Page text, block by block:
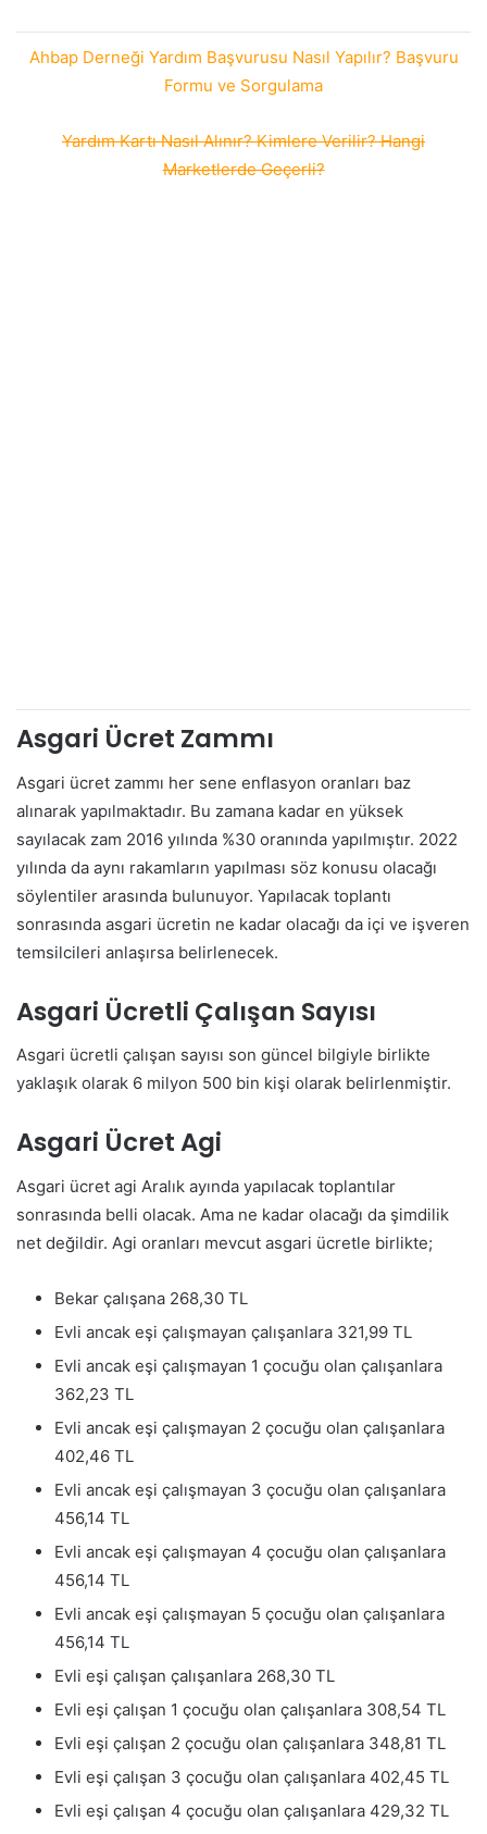
Ahbap Derneği Yardım Başvurusu Nasıl Yapılır? Başvuru
Formu ve Sorgulama
Yardım Kartı Nasıl Alınır? Kimlere Verilir? Hangi
Marketlerde Geçerli?
Asgari Ücret Zammı
Asgari ücret zammı her sene enflasyon oranları baz
alınarak yapılmaktadır. Bu zamana kadar en yüksek
sayılacak zam 2016 yılında %30 oranında yapılmıştır. 2022
yılında da aynı rakamların yapılması söz konusu olacağı
söylentiler arasında bulunuyor. Yapılacak toplantı
sonrasında asgari ücretin ne kadar olacağı da içi ve işveren
temsilcileri anlaşırsa belirlenecek.
Asgari Ücretli Çalışan Sayısı
Asgari ücretli çalışan sayısı son güncel bilgiyle birlikte
yaklaşık olarak 6 milyon 500 bin kişi olarak belirlenmiştir.
Asgari Ücret Agi
Asgari ücret agi Aralık ayında yapılacak toplantılar
sonrasında belli olacak. Ama ne kadar olacağı da şimdilik
net değildir. Agi oranları mevcut asgari ücretle birlikte;
Bekar çalışana 268,30 TL
Evli ancak eşi çalışmayan çalışanlara 321,99 TL
Evli ancak eşi çalışmayan 1 çocuğu olan çalışanlara
362,23 TL
Evli ancak eşi çalışmayan 2 çocuğu olan çalışanlara
402,46 TL
Evli ancak eşi çalışmayan 3 çocuğu olan çalışanlara
456,14 TL
Evli ancak eşi çalışmayan 4 çocuğu olan çalışanlara
456,14 TL
Evli ancak eşi çalışmayan 5 çocuğu olan çalışanlara
456,14 TL
Evli eşi çalışan çalışanlara 268,30 TL
Evli eşi çalışan 1 çocuğu olan çalışanlara 308,54 TL
Evli eşi çalışan 2 çocuğu olan çalışanlara 348,81 TL
Evli eşi çalışan 3 çocuğu olan çalışanlara 402,45 TL
Evli eşi çalışan 4 çocuğu olan çalışanlara 429,32 TL